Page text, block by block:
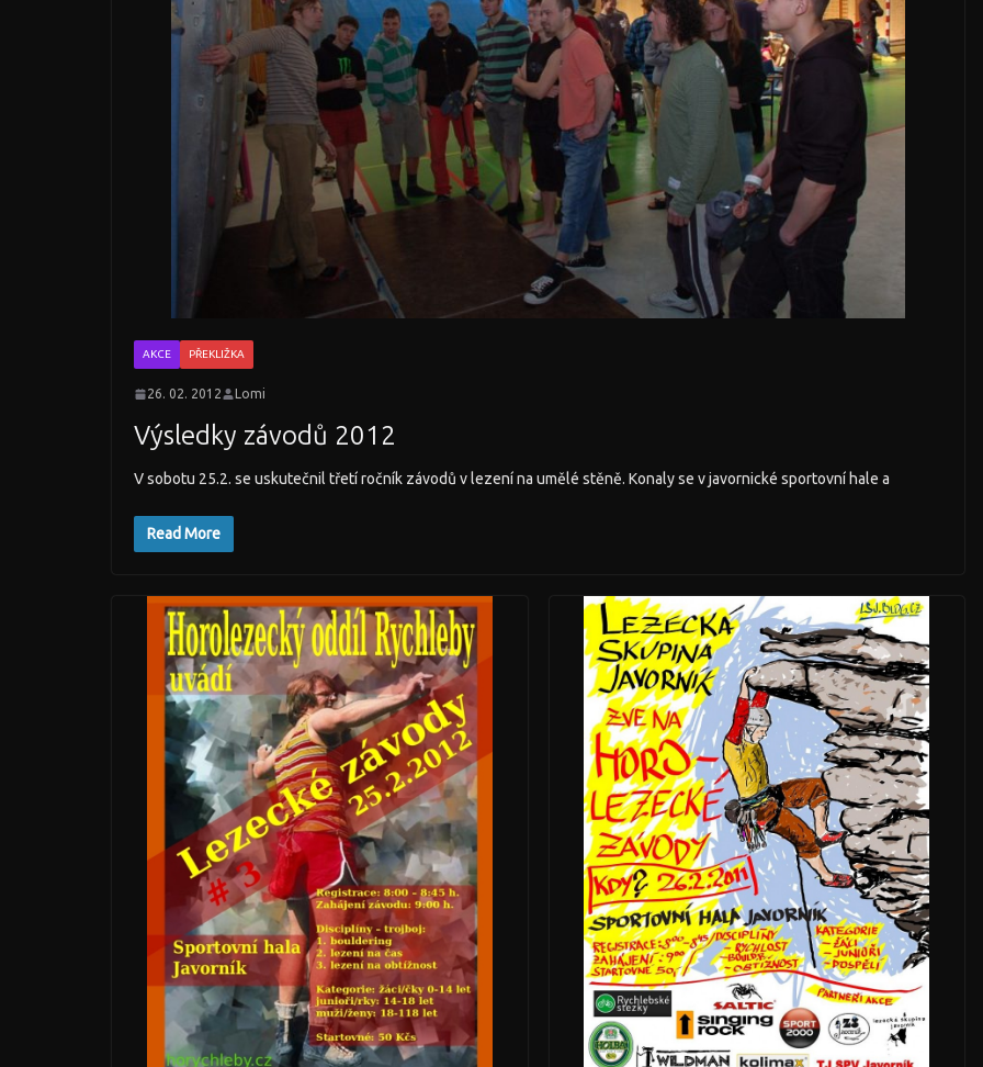
AKCE PŘEKLIŽKA
26. 02. 2012 Lomi
Výsledky závodů 2012
V sobotu 25.2. se uskutečnil třetí ročník závodů v lezení na umělé stěně. Konaly se v javornické sportovní hale a
Read More